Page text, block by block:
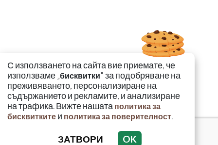
С използването на сайта вие приемате, че
използваме „бисквитки" за подобряване на
преживяването, персонализиране на
съдържанието и рекламите, и анализиране
на трафика. Вижте нашата политика за
бисквитките и политика за поверителност.
ЗАТВОРИ OK